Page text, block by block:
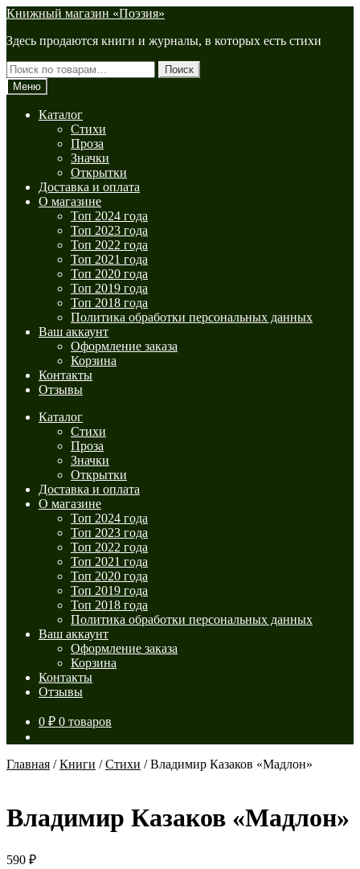
Перейти
навигации
Перейти
содержимому
Книжный магазин «Поэзия»
Здесь продаются книги и журналы, в которых есть стихи
Искать:
Поиск
Меню
Каталог
Стихи
Проза
Значки
Открытки
Доставка и оплата
О магазине
Топ 2024 года
Топ 2023 года
Топ 2022 года
Топ 2021 года
Топ 2020 года
Топ 2019 года
Топ 2018 года
Политика обработки персональных данных
Ваш аккаунт
Оформление заказа
Корзина
Контакты
Отзывы
Каталог
Стихи
Проза
Значки
Открытки
Доставка и оплата
О магазине
Топ 2024 года
Топ 2023 года
Топ 2022 года
Топ 2021 года
Топ 2020 года
Топ 2019 года
Топ 2018 года
Политика обработки персональных данных
Ваш аккаунт
Оформление заказа
Корзина
Контакты
Отзывы
0 ₽ 0 товаров
Главная /Книги /Стихи /Владимир Казаков «Мадлон»
Владимир Казаков «Мадлон»
590 ₽